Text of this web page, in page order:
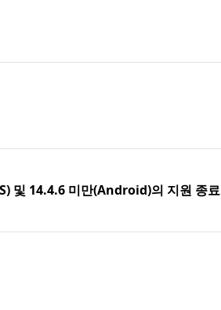
및 14.4.6 미만(Android)의 지원 종료